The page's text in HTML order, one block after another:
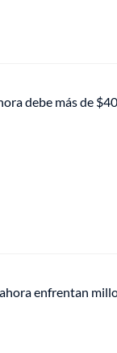
debe más de
enfrentan